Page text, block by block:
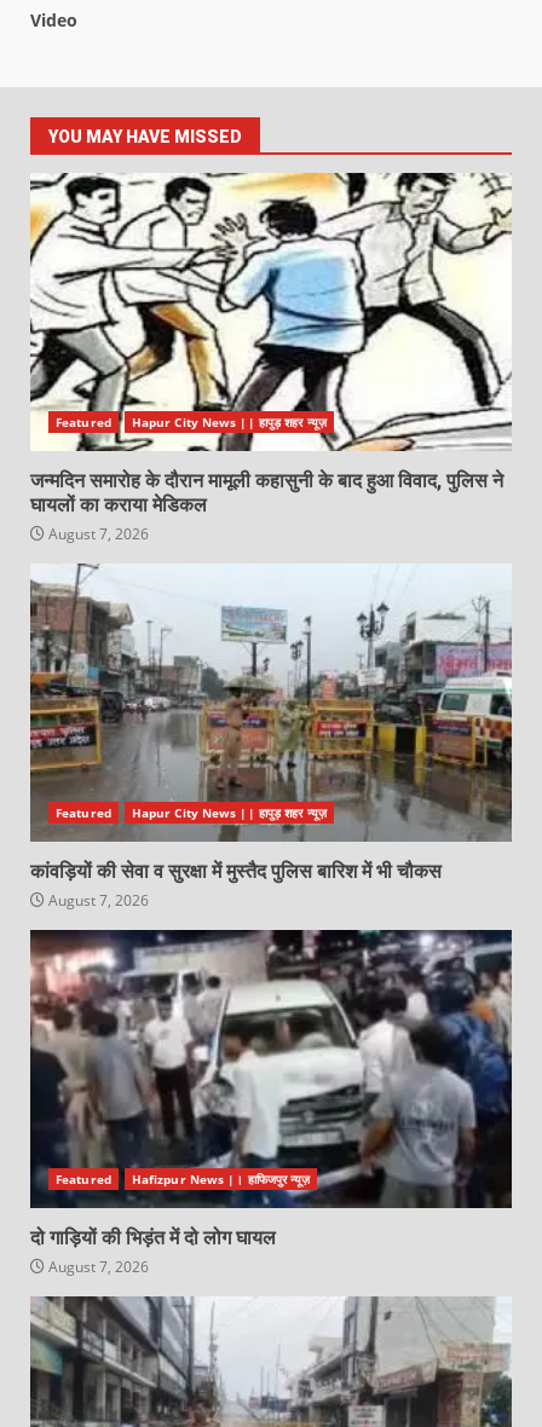
Video
YOU MAY HAVE MISSED
Featured Hapur City News || हापुड़ शहर न्यूज़
जन्मदिन समारोह के दौरान मामूली कहासुनी के बाद हुआ विवाद, पुलिस ने
घायलों का कराया मेडिकल
August 7, 2026
Featured Hapur City News || हापुड़ शहर न्यूज़
कांवड़ियों की सेवा व सुरक्षा में मुस्तैद पुलिस बारिश में भी चौकस
August 7, 2026
Featured Hafizpur News |। हाफिजपुर न्यूज़
दो गाड़ियों की भिड़ंत में दो लोग घायल
August 7, 2026